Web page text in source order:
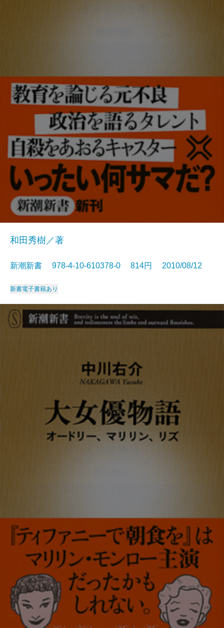
和田秀樹／著
新潮新書 978-4-10-610378-0 814円 2010/08/12
新書電子書籍あり